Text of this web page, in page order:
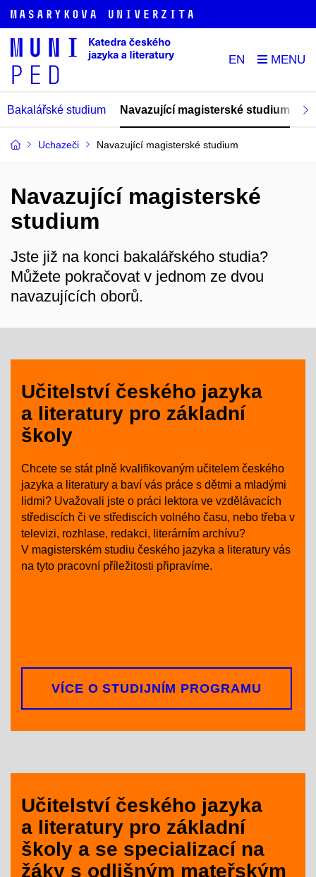
EN
Bakalářské studium Navazující magisterské studium
Uchazeči Navazující magisterské studium
Navazující magisterské
studium
Jste již na konci bakalářského studia?
Můžete pokračovat v jednom ze dvou
navazujících oborů.
Učitelství českého jazyka
a literatury pro základní
školy
Chcete se stát plně kvalifikovaným učitelem českého
jazyka a literatury a baví vás práce s dětmi a mladými
lidmi? Uvažovali jste o práci lektora ve vzdělávacích
střediscích či ve střediscích volného času, nebo třeba v
televizi, rozhlase, redakci, literárním archívu?
V magisterském studiu českého jazyka a literatury vás
na tyto pracovní příležitosti připravíme.
VÍCE O STUDIJNÍM PROGRAMU
Učitelství českého jazyka
a literatury pro základní
školy a se specializací na
žáky s odlišným mateřským